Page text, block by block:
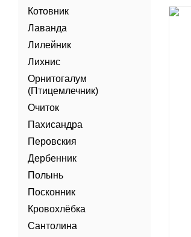
Котовник
Лаванда
Лилейник
Лихнис
Орнитогалум
(Птицемлечник)
Очиток
Пахисандра
Перовския
Дербенник
Полынь
Посконник
Кровохлёбка
Сантолина